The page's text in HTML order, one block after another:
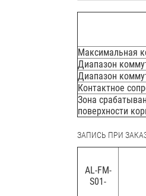
Максимальная
Диапазон
Диапазон
Контактное
Зона
поверхности
ЗАПИСЬ ПРИ
AL-FM-
S01-